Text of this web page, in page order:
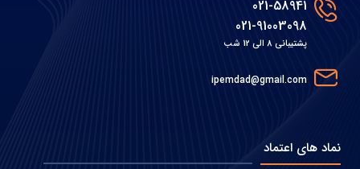
021-58941
021-91003098
پشتیبانی 8 الی 12 شب
ipemdad@gmail.com
نماد های اعتماد